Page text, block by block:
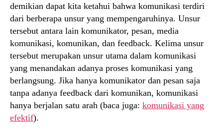
demikian dapat kita ketahui bahwa komunikasi terdiri
dari berberapa unsur yang mempengaruhinya. Unsur
tersebut antara lain komunikator, pesan, media
komunikasi, komunikan, dan feedback. Kelima unsur
tersebut merupakan unsur utama dalam komunikasi
yang menandakan adanya proses komunikasi yang
berlangsung. Jika hanya komunikator dan pesan saja
tanpa adanya feedback dari komunikan, komunikasi
hanya berjalan satu arah (baca juga: komunikasi yang
efektif).